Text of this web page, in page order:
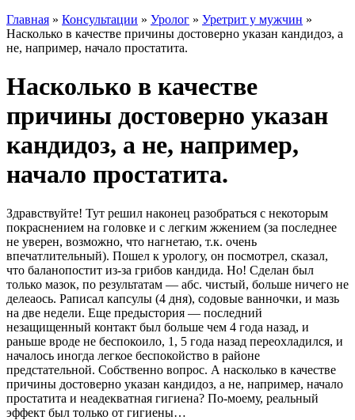
Главная » Консультации » Уролог » Уретрит у мужчин »
Насколько в качестве причины достоверно указан кандидоз, а
не, например, начало простатита.
Насколько в качестве
причины достоверно указан
кандидоз, а не, например,
начало простатита.
Здравствуйте! Тут решил наконец разобраться с некоторым
покраснением на головке и с легким жжением (за последнее
не уверен, возможно, что нагнетаю, т.к. очень
впечатлительный). Пошел к урологу, он посмотрел, сказал,
что баланопостит из-за грибов кандида. Но! Сделан был
только мазок, по результатам — абс. чистый, больше ничего не
делеаось. Раписал капсулы (4 дня), содовые ванночки, и мазь
на две недели. Еще предыстория — последний
незащищенный контакт был больше чем 4 года назад, и
раньше вроде не беспокоило, 1, 5 года назад переохладился, и
началось иногда легкое беспокойство в районе
предстательной. Собственно вопрос. А насколько в качестве
причины достоверно указан кандидоз, а не, например, начало
простатита и неадекватная гигиена? По-моему, реальный
эффект был только от гигиены…